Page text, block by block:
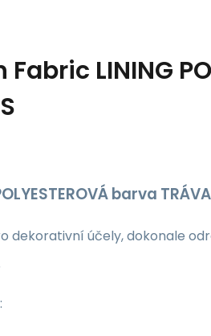
Fabric LINING
barva
dekorativní účely, dokonale